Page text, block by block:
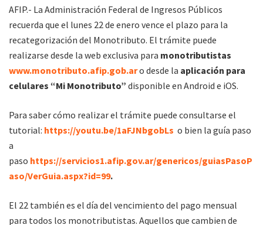
AFIP.- La Administración Federal de Ingresos Públicos
recuerda que el lunes 22 de enero vence el plazo para la
recategorización del Monotributo. El trámite puede
realizarse desde la web exclusiva para monotributistas
www.monotributo.afip.gob.aro desde la aplicación para
celulares “Mi Monotributo” disponible en Android e iOS.
Para saber cómo realizar el trámite puede consultarse el
tutorial: https://youtu.be/1aFJNbgobLs o bien la guía paso
a
paso https://servicios1.afip.gov.ar/genericos/guiasPasoP
aso/VerGuia.aspx?id=99.
El 22 también es el día del vencimiento del pago mensual
para todos los monotributistas. Aquellos que cambien de